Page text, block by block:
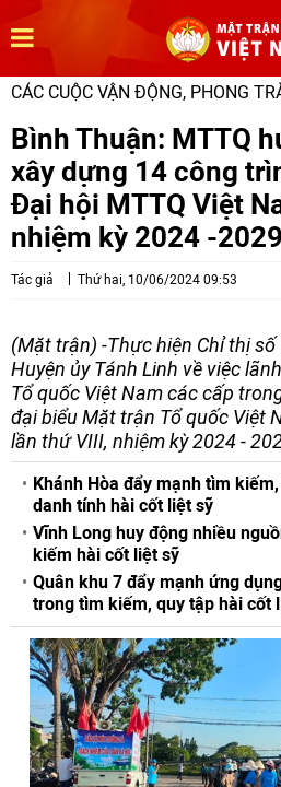
CÁC CUỘC VẬN ĐỘNG, PHONG
Bình Thuận: MTTQ
xây dựng 14 công
Đại hội MTTQ Việt
nhiệm kỳ 2024 -2029
Tác giả Thứ hai, 10/06/2024 09:53
(Mặt trận) -Thực hiện Chỉ thị
Huyện ủy Tánh Linh về việc
Tổ quốc Việt Nam các cấp
đại biểu Mặt trận Tổ quốc Việt
lần thứ VIII, nhiệm kỳ 2024 -
Khánh Hòa đẩy mạnh tìm
danh tính hài cốt liệt sỹ
Vĩnh Long huy động nhiều
kiếm hài cốt liệt sỹ
Quân khu 7 đẩy mạnh ứng
trong tìm kiếm, quy tập hài cốt